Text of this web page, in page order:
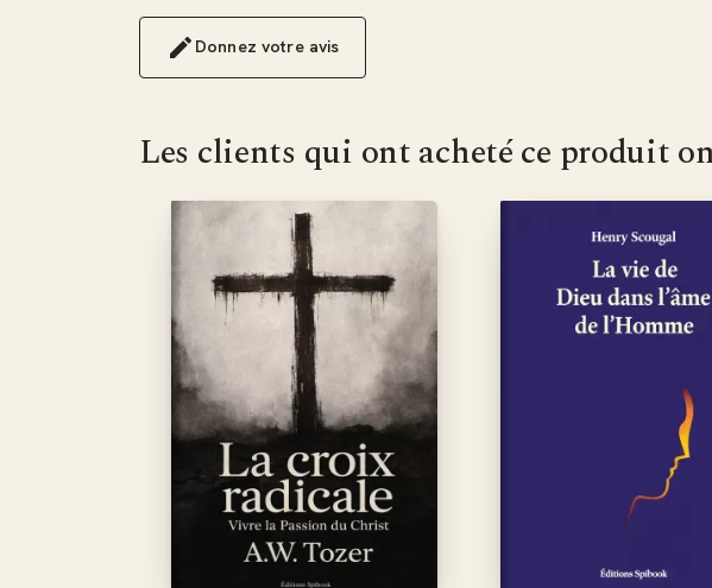
Donnez votre avis
Les clients qui ont acheté ce produit